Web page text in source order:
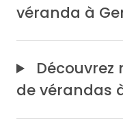
véranda à
de vérandas